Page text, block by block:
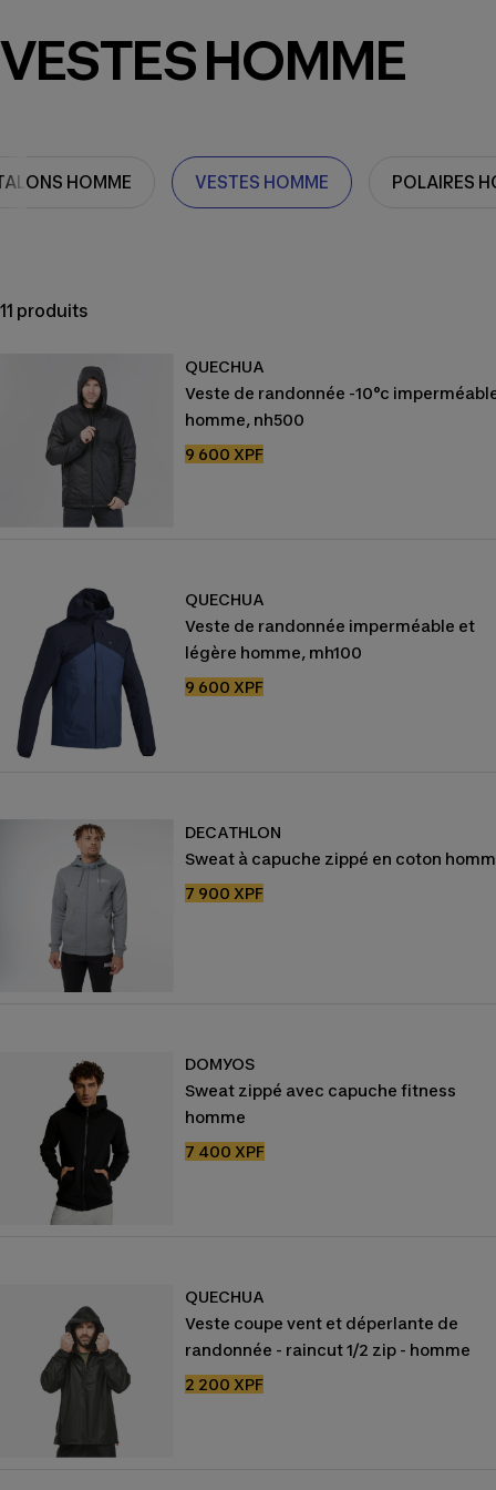
VESTES HOMME
HOMME VESTES HOMME POLAIRES
11 produits
QUECHUA
Veste de randonnée -10°c
homme, nh500
Prix
9 600 XPF
QUECHUA
Veste de randonnée imperméable et
légère homme, mh100
Prix
9 600 XPF
DECATHLON
Sweat à capuche zippé en coton
Prix
7 900 XPF
DOMYOS
Sweat zippé avec capuche fitness
homme
Prix
7 400 XPF
QUECHUA
Veste coupe vent et déperlante de
randonnée - raincut 1/2 zip - homme
Prix
2 200 XPF